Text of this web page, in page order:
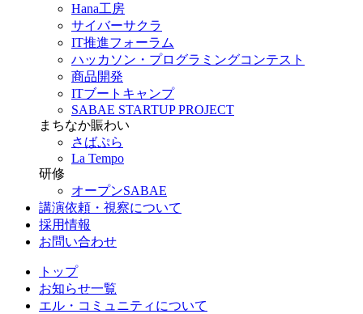
Hana工房
サイバーサクラ
IT推進フォーラム
ハッカソン・プログラミングコンテスト
商品開発
ITブートキャンプ
SABAE STARTUP PROJECT
まちなか賑わい
さばぷら
La Tempo
研修
オープンSABAE
講演依頼・視察について
採用情報
お問い合わせ
トップ
お知らせ一覧
エル・コミュニティについて